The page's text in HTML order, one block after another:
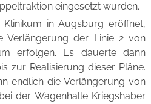
eingesetzt wurden.
in Augsburg eröffnet,
Verlängerung der Linie 2 von
erfolgen. Es dauerte dann
zur Realisierung dieser Pläne.
endlich die Verlängerung von
der Wagenhalle Kriegshaber